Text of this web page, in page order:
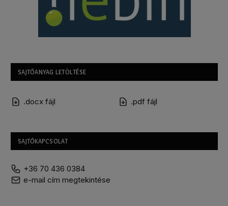
SAJTÓANYAG LETÖLTÉSE
.docx fájl .pdf fájl
SAJTÓKAPCSOLAT
+36 70 436 0384
e-mail cím megtekintése